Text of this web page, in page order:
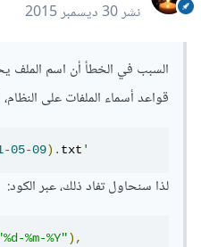
نشر30 ديسمبر 2015
قواعد أسماء الملفات على
-05-09).txt'
لذا سنحاول تفاد ذلك، عبر الكود:
"%d-%m-%Y"),